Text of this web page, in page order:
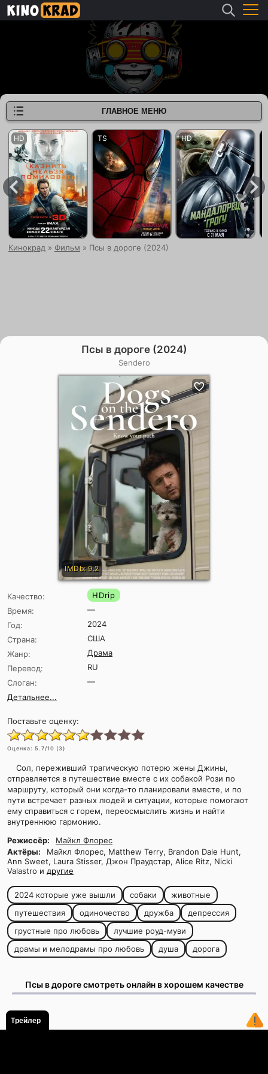
Кинокрад » Фильм » Псы в дороге (2024)
Псы в дороге (2024)
Sendero
IMDb: 9.2
Качество:
HDrip
Время:
—
Год:
2024
Страна:
США
Жанр:
Драма
Перевод:
RU
Слоган:
—
Детальнее...
Поставьте оценку:
Оценка: 5.7/10 (3)
Сол, переживший трагическую потерю жены Джины,
отправляется в путешествие вместе с их собакой Рози по
маршруту, который они когда-то планировали вместе, и по
пути встречает разных людей и ситуации, которые помогают
ему справиться с горем, переосмыслить жизнь и найти
внутреннюю гармонию.
Режиссёр:
Майкл Флорес
Актёры:
Майкл Флорес, Matthew Terry, Brandon Dale Hunt,
Ann Sweet, Laura Stisser, Джон Праудстар, Alice Ritz, Nicki
Valastro и другие
2024 которые уже вышли собаки
животные
путешествия
одиночество дружба
депрессия
грустные про любовь
лучшие роуд-муви
драмы и мелодрамы про любовь
душа дорога
Псы в дороге смотреть онлайн в хорошем качестве
Трейлер
ГЛАВНОЕ МЕНЮ